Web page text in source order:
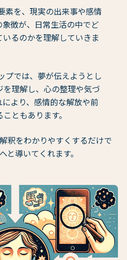
素を、現実の出来事や感情
徴が、日常生活の中でど
るのかを理解していきま
プでは、夢が伝えようとし
理解し、心の整理や気づ
より、感情的な解放や前
ともあります。
釈をわかりやすくするだけで
と導いてくれます。